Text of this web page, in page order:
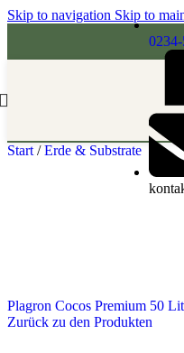
Skip to navigation Skip to
Start / Erde & Substrate
Plagron Cocos Premium 50
Zurück zu den Produkten